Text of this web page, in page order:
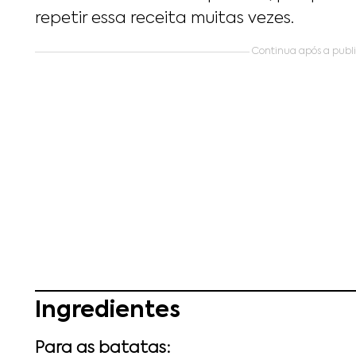
repetir essa receita muitas vezes.
Continua após a
Ingredientes
Para as batatas: